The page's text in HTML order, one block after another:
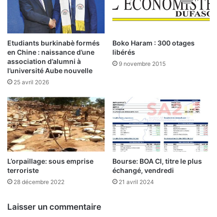
t
l
e
p
a
’
E
c
o
n
m
i
s
t
e
d
u
F
a
o
Etudiants burkinabè formés
en Chine : naissance d’une
association d’alumni à
l’université Aube nouvelle
25 avril 2026
Boko Haram : 300 otages
libérés
9 novembre 2015
L’orpaillage: sous emprise
terroriste
28 décembre 2022
Bourse: BOA CI, titre le plus
échangé, vendredi
21 avril 2024
Laisser un commentaire